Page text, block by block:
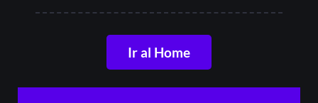
Ir al Home
¿Olvidaste la contraseña?
Registrarse